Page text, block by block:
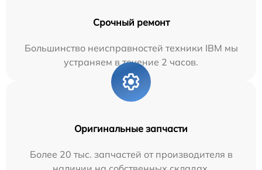
Срочный ремонт
Большинство неисправностей техники IBM мы
устраняем в течение 2 часов.
Оригинальные запчасти
Более 20 тыс. запчастей от производителя в